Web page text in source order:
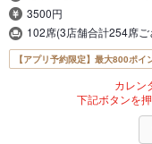
3500円
102席(3店舗合計254席
【アプリ予約限定】最大800ポイ
カレン
下記ボタンを